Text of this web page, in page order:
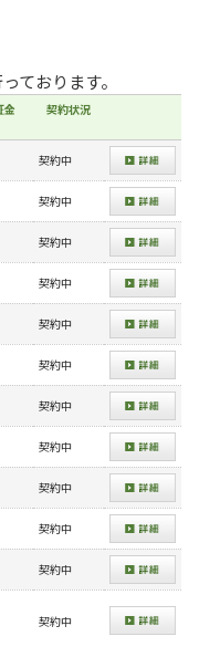
ております。
金 契約状況
契約中
契約中
契約中
契約中
契約中
契約中
契約中
契約中
契約中
契約中
契約中
契約中